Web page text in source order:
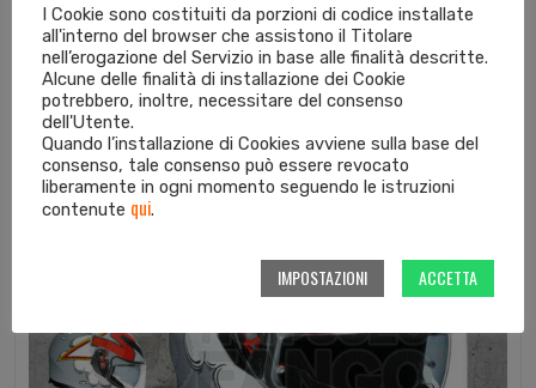
399,95€ 299,96€
In offerta!
I Cookie sono costituiti da porzioni di codice installate
all'interno del browser che assistono il Titolare
nell’erogazione del Servizio in base alle finalità descritte.
Alcune delle finalità di installazione dei Cookie
potrebbero, inoltre, necessitare del consenso
dell'Utente.
Quando l’installazione di Cookies avviene sulla base del
consenso, tale consenso può essere revocato
liberamente in ogni momento seguendo le istruzioni
contenute qui.
IMPOSTAZIONI ACCETTA